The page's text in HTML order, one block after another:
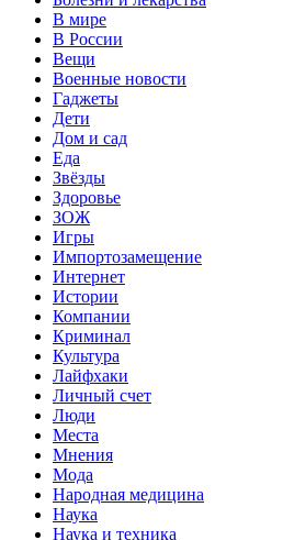
В мире
В России
Вещи
Военные новости
Гаджеты
Дети
Дом и сад
Еда
Звёзды
Здоровье
ЗОЖ
Игры
Импортозамещение
Интернет
Истории
Компании
Криминал
Культура
Лайфхаки
Личный счет
Люди
Места
Мнения
Мода
Народная медицина
Наука
Наука и техника